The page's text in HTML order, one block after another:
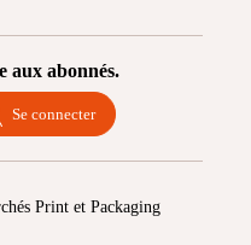
aux abonnés.
Se connecter
Print et Packaging